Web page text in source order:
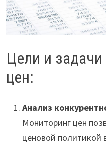
Цели и
цен:
Анализ
Мониторинг цен
ценовой политикой